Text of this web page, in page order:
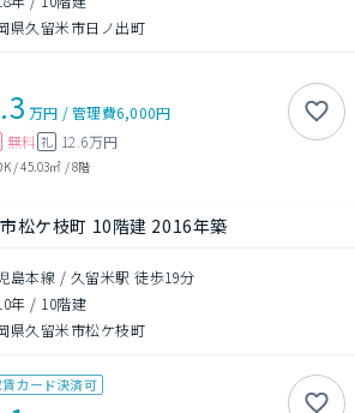
県久留米市日ノ出町
万円 /管理費6,000円
無料 礼 12.6万円
/45.03㎡ /8階
松ケ枝町 10階建 2016年築
島本線 / 久留米駅 徒歩19分
年 / 10階建
県久留米市松ケ枝町
賃カード決済可